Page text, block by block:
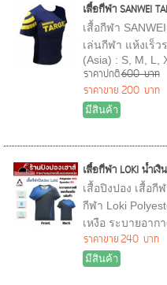
เสื้อกีฬา SANWEI
เสื้อกีฬา
เล่นกีฬา แห้งเร็ว
(Asia) : S, M, L,
ราคาปกติ600 บาท
ราคาขาย 200 บาท
มีสินค้า
เสื้อกีฬา LOKI น้ำเ
เสื้อปิงปอง เสื้อกี
กีฬา Loki
เหงือ ระบายอาก
ราคาขาย240 บาท
มีสินค้า